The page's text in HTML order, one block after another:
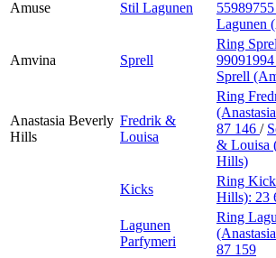
Amuse Stil Lagunen
55989755
Lagunen
Amvina Sprell
Ring
99091994
Sprell
Anastasia Beverly
Hills
Fredrik &
Louisa
Ring
87 146 /
& Louisa
Hills)
Kicks
Ring
Hills): 23
Lagunen
Parfymeri
Ring
87 159